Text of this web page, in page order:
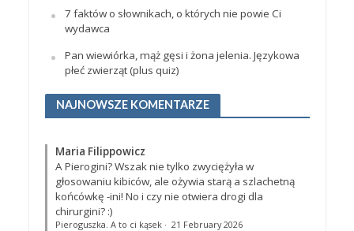
7 faktów o słownikach, o których nie powie Ci
wydawca
Pan wiewiórka, mąż gęsi i żona jelenia. Językowa
płeć zwierząt (plus quiz)
NAJNOWSZE KOMENTARZE
Maria Filippowicz
A Pierogini? Wszak nie tylko zwyciężyła w
głosowaniu kibiców, ale ożywia starą a szlachetną
końcówkę -ini! No i czy nie otwiera drogi dla
chirurgini? :)
Pieroguszka. A to ci kąsek· 21 February 2026